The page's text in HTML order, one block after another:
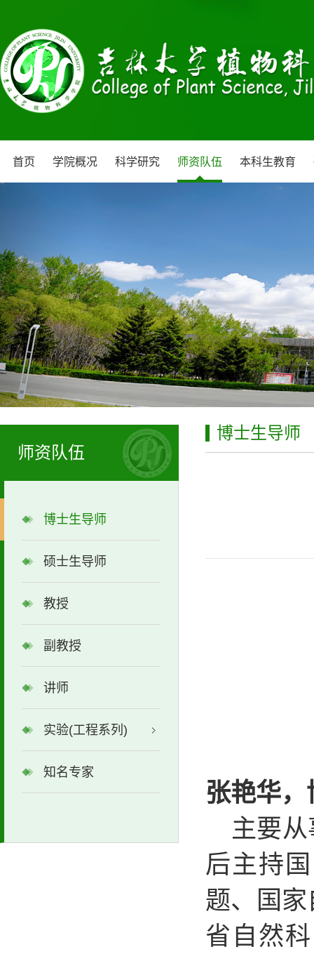
首页 学院概况 科学研究 师资队伍 本科生教育
师资队伍
博士生导师
硕士生导师
教授
副教授
讲师
实验(工程系列)
知名专家
博士生导师
张艳华
主要
后主持
题、国
省自然